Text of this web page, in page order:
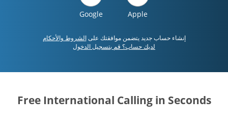
Apple
Google
إنشاء حساب جديد يتضمن موافقتك علىالشروط والأحكام
لديك حساب؟ قم بتسجيل الدخول
Free International Calling in Seconds